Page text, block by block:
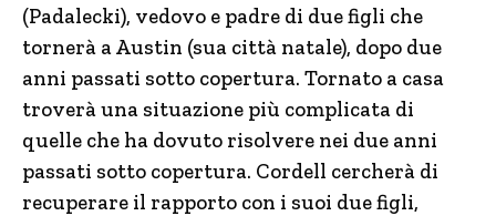
(Padalecki), vedovo e padre di due figli che
tornerà a Austin (sua città natale), dopo due
anni passati sotto copertura. Tornato a casa
troverà una situazione più complicata di
quelle che ha dovuto risolvere nei due anni
passati sotto copertura. Cordell cercherà di
recuperare il rapporto con i suoi due figli,